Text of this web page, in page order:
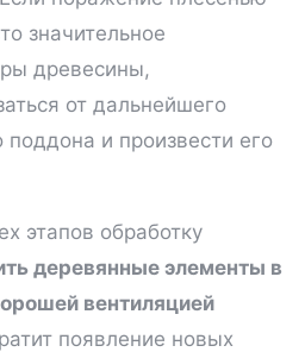
значительное
древесины,
от дальнейшего
поддона и произвести его
этапов обработку
деревянные элементы в
вентиляцией
появление новых